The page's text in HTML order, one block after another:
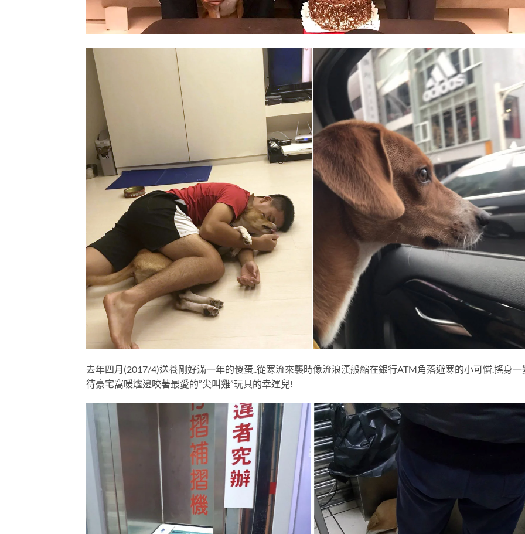
去年四月(2017/4)送養剛好滿一年的傻蛋..從寒流來襲時像流浪漢般縮在銀行ATM角落避寒的小可憐.搖身一
待豪宅窩暖爐邊咬著最愛的”尖叫雞”玩具的幸運兒!